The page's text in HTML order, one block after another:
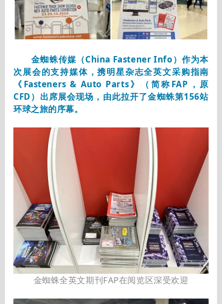
金蜘蛛传媒（China Fastener Info）作为本
次展会的支持媒体，携明星杂志全英文采购指南
《Fasteners & Auto Parts》（简称FAP，原
CFD）出席展会现场，由此拉开了金蜘蛛第156站
环球之旅的序幕。
金蜘蛛全英文期刊FAP在阅览区深受欢迎